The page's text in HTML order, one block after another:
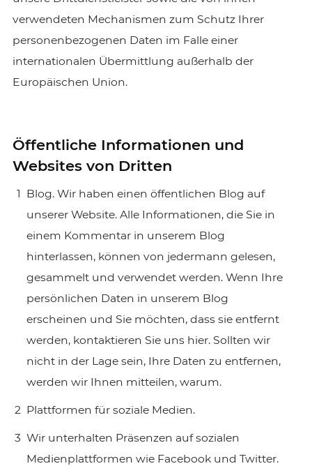
verwendeten Mechanismen zum Schutz Ihrer
personenbezogenen Daten im Falle einer
internationalen Übermittlung außerhalb der
Europäischen Union.
Öffentliche Informationen und
Websites von Dritten
Blog. Wir haben einen öffentlichen Blog auf
unserer Website. Alle Informationen, die Sie in
einem Kommentar in unserem Blog
hinterlassen, können von jedermann gelesen,
gesammelt und verwendet werden. Wenn Ihre
persönlichen Daten in unserem Blog
erscheinen und Sie möchten, dass sie entfernt
werden, kontaktieren Sie uns hier.Sollten wir
nicht in der Lage sein, Ihre Daten zu entfernen,
werden wir Ihnen mitteilen, warum.
Plattformen für soziale Medien.
Wir unterhalten Präsenzen auf sozialen
Medienplattformen wie Facebook und Twitter.